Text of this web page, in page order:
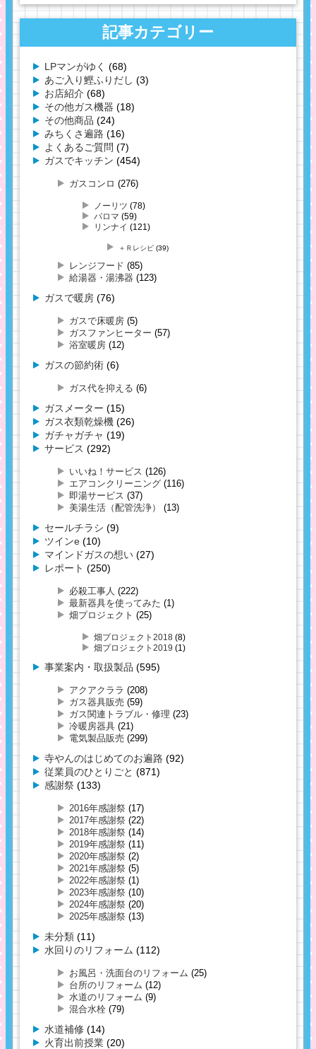
記事カテゴリー
LPマンがゆく (68)
あご入り鰹ふりだし (3)
お店紹介 (68)
その他ガス機器 (18)
その他商品 (24)
みちくさ遍路 (16)
よくあるご質問 (7)
ガスでキッチン (454)
ガスコンロ (276)
ノーリツ (78)
パロマ (59)
リンナイ (121)
＋Ｒレシピ (39)
レンジフード (85)
給湯器・湯沸器 (123)
ガスで暖房 (76)
ガスで床暖房 (5)
ガスファンヒーター (57)
浴室暖房 (12)
ガスの節約術 (6)
ガス代を抑える (6)
ガスメーター (15)
ガス衣類乾燥機 (26)
ガチャガチャ (19)
サービス (292)
いいね！サービス (126)
エアコンクリーニング (116)
即湯サービス (37)
美湯生活（配管洗浄）
(13)
セールチラシ (9)
ツインe (10)
マインドガスの想い (27)
レポート (250)
必殺工事人 (222)
最新器具を使ってみた (1)
畑プロジェクト (25)
畑プロジェクト2018 (8)
畑プロジェクト2019 (1)
事業案内・取扱製品 (595)
アクアクララ (208)
ガス器具販売 (59)
ガス関連トラブル・修理 (23)
冷暖房器具 (21)
電気製品販売 (299)
寺やんのはじめてのお遍路 (92)
従業員のひとりごと (871)
感謝祭 (133)
2016年感謝祭 (17)
2017年感謝祭 (22)
2018年感謝祭 (14)
2019年感謝祭 (11)
2020年感謝祭 (2)
2021年感謝祭 (5)
2022年感謝祭 (1)
2023年感謝祭 (10)
2024年感謝祭 (20)
2025年感謝祭 (13)
未分類 (11)
水回りのリフォーム (112)
お風呂・洗面台のリフォーム (25)
台所のリフォーム (12)
水道のリフォーム (9)
混合水栓 (79)
水道補修 (14)
火育出前授業 (20)